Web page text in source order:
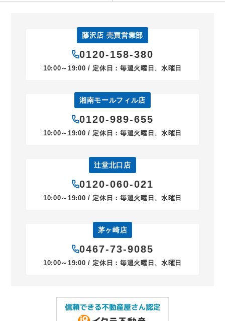
藤沢店 売買営業部
0120-158-380
10:00～19:00 / 定休日：毎週火曜日、水曜日
湘南モールフィル店
0120-989-655
10:00～19:00 / 定休日：毎週火曜日、水曜日
辻堂北口店
0120-060-021
10:00～19:00 / 定休日：毎週火曜日、水曜日
茅ヶ崎店
0467-73-9085
10:00～19:00 / 定休日：毎週火曜日、水曜日